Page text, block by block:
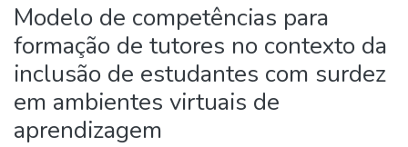
Manuals and Terms
Statistics
About RIIFB
Help
Contacts
Modelo de competências para
formação de tutores no contexto da
inclusão de estudantes com surdez
em ambientes virtuais de
aprendizagem